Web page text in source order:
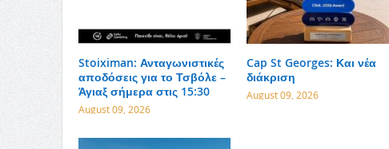
Stoiximan: Ανταγωνιστικές
αποδόσεις για το Τσβόλε –
Άγιαξ σήμερα στις 15:30
August 09, 2026
Cap St Georges: Και νέα
διάκριση
August 09, 2026